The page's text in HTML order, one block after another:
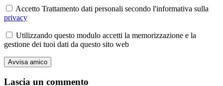
Accetto Trattamento dati personali secondo l'informativa sulla
privacy
Utilizzando questo modulo accetti la memorizzazione e la
gestione dei tuoi dati da questo sito web
Lascia un commento